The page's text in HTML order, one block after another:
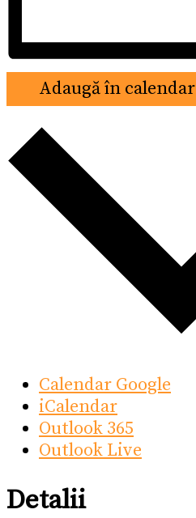
Adaugă în calendar
Calendar Google
iCalendar
Outlook 365
Outlook Live
Detalii